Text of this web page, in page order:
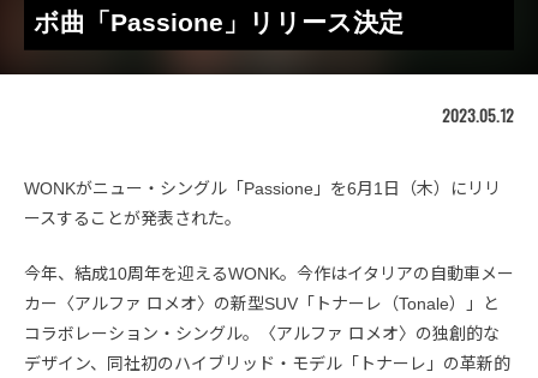
ボ曲「Passione」リリース決定
2023.05.12
WONKがニュー・シングル「Passione」を6月1日（木）にリリ
ースすることが発表された。
今年、結成10周年を迎えるWONK。今作はイタリアの自動車メー
カー〈アルファ ロメオ〉の新型SUV「トナーレ（Tonale）」と
コラボレーション・シングル。〈アルファ ロメオ〉の独創的な
デザイン、同社初のハイブリッド・モデル「トナーレ」の革新的